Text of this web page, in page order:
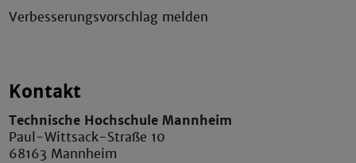
Verbesserungsvorschlag melden
Kontakt
Technische Hochschule Mannheim
Paul-Wittsack-Straße 10
68163 Mannheim